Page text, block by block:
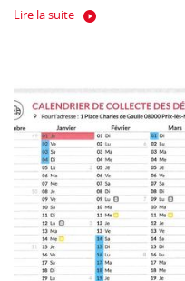
Lire la suite